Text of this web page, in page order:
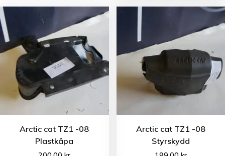
Arctic cat TZ1 -08
Plastkåpa
Arctic cat TZ1 -08
Styrskydd